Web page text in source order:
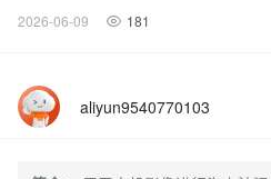
2026-06-09 181
aliyun9540770103